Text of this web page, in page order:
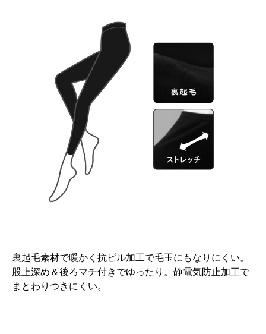
裏起毛素材で暖かく抗ピル加工で毛玉にもなりにくい。
股上深め＆後ろマチ付きでゆったり。静電気防止加工で
まとわりつきにくい。